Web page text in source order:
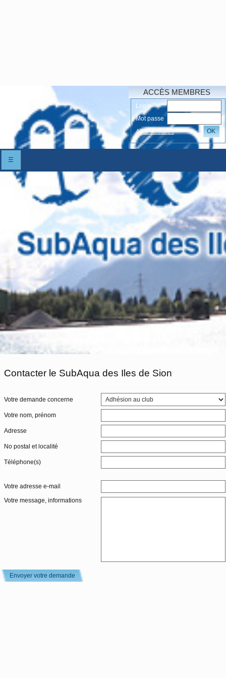
ACCÈS MEMBRES
Login
Mot passe
Accés oubliés
OK
☰
Contacter le SubAqua des Iles de Sion
Votre demande concerne
Votre nom, prénom
Adresse
No postal et localité
Téléphone(s)
Votre adresse e-mail
Votre message, informations
Envoyer votre demande